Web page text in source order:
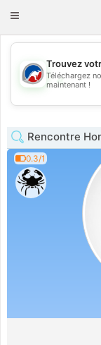
Toggle
💖
Trouvez
Téléchargez
maintenant !
Rencontre
0.3/1